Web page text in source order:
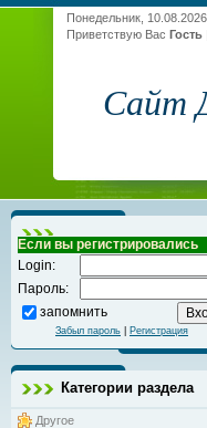
Понедельник,
Приветствую Вас Гость
Сайт
Если вы регистрировались
Login:
Пароль:
запомнить
Забыл пароль Регистрация
Категории раздела
Другое